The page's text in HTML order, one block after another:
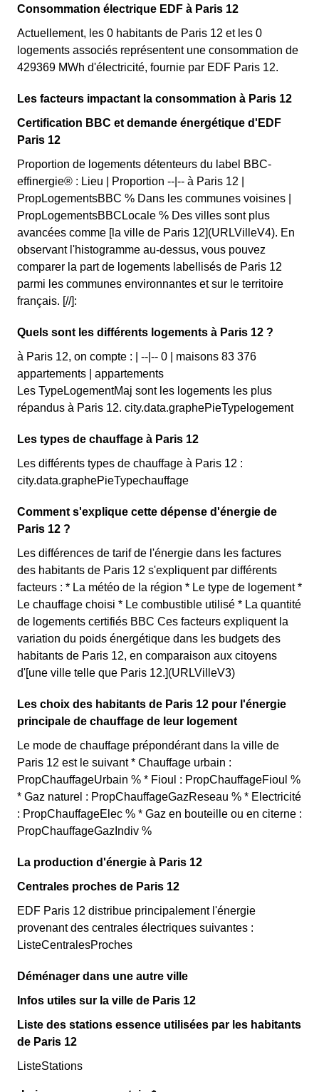
Consommation électrique EDF à Paris 12
Actuellement, les 0 habitants de Paris 12 et les 0
logements associés représentent une consommation de
429369 MWh d'électricité, fournie par EDF Paris 12.
Les facteurs impactant la consommation à Paris 12
Certification BBC et demande énergétique d'EDF
Paris 12
Proportion de logements détenteurs du label BBC-
effinergie® : Lieu | Proportion --|-- à Paris 12 |
PropLogementsBBC % Dans les communes voisines |
PropLogementsBBCLocale % Des villes sont plus
avancées comme [la ville de Paris 12](URLVilleV4). En
observant l'histogramme au-dessus, vous pouvez
comparer la part de logements labellisés de Paris 12
parmi les communes environnantes et sur le territoire
français. [//]:
Quels sont les différents logements à Paris 12 ?
à Paris 12, on compte : | --|-- 0 | maisons 83 376
appartements | appartements
Les TypeLogementMaj sont les logements les plus
répandus à Paris 12. city.data.graphePieTypelogement
Les types de chauffage à Paris 12
Les différents types de chauffage à Paris 12 :
city.data.graphePieTypechauffage
Comment s'explique cette dépense d'énergie de
Paris 12 ?
Les différences de tarif de l'énergie dans les factures
des habitants de Paris 12 s'expliquent par différents
facteurs : * La météo de la région * Le type de logement *
Le chauffage choisi * Le combustible utilisé * La quantité
de logements certifiés BBC Ces facteurs expliquent la
variation du poids énergétique dans les budgets des
habitants de Paris 12, en comparaison aux citoyens
d'[une ville telle que Paris 12.](URLVilleV3)
Les choix des habitants de Paris 12 pour l'énergie
principale de chauffage de leur logement
Le mode de chauffage prépondérant dans la ville de
Paris 12 est le suivant * Chauffage urbain :
PropChauffageUrbain % * Fioul : PropChauffageFioul %
* Gaz naturel : PropChauffageGazReseau % * Electricité
: PropChauffageElec % * Gaz en bouteille ou en citerne :
PropChauffageGazIndiv %
La production d'énergie à Paris 12
Centrales proches de Paris 12
EDF Paris 12 distribue principalement l'énergie
provenant des centrales électriques suivantes :
ListeCentralesProches
Déménager dans une autre ville
Infos utiles sur la ville de Paris 12
Liste des stations essence utilisées par les habitants
de Paris 12
ListeStations